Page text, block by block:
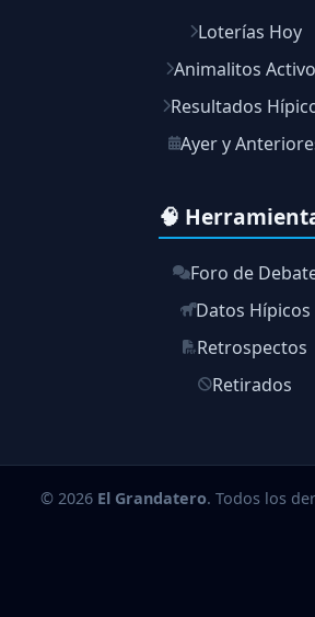
Loterías Hoy
Animalitos
Resultados
Ayer y
🧠
Foro de
Datos Hípicos
Retrospectos
Retirados
© 2026 El Grandatero. Todos los